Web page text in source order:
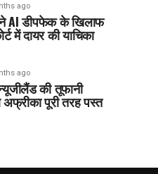
ago
ने AI डीपफेक के खिलाफ
में दायर की याचिका
ago
की तूफानी
पूरी तरह पस्त